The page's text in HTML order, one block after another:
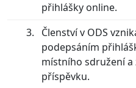
přihlášky online.
Členství v ODS
podepsáním
místního sdružení a
příspěvku.